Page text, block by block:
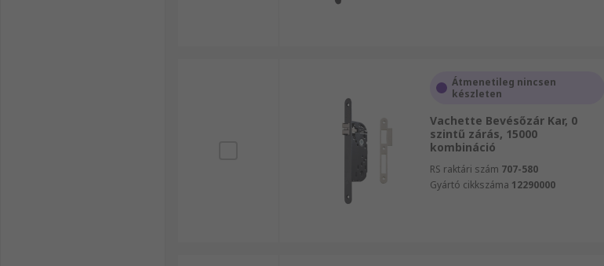
Átmenetileg nincsen
készleten
Vachette Bevésőzár Kar, 0
szintű zárás, 15000
kombináció
RS raktári szám 707-580
Gyártó cikkszáma 12290000